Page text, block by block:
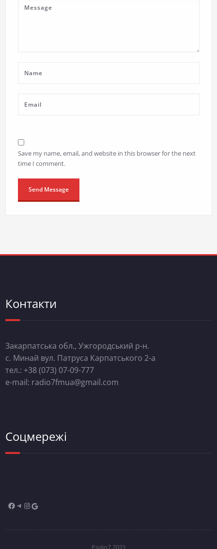
Save my name, email, and website in this browser for the next
time I comment.
Контакти
Закарпатська обл., Ужгородський р-н.
с. Минай вул. Патруса Карпатського 2-а
тел.: +38 (073) 07-09-777
e-mail: radio7fmua@gmail.com
Соцмережі
Радіо7 2021